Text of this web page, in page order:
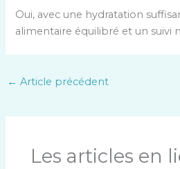
Oui, avec une hydratation
alimentaire équilibré et un suivi
← Article précédent
Les articles en